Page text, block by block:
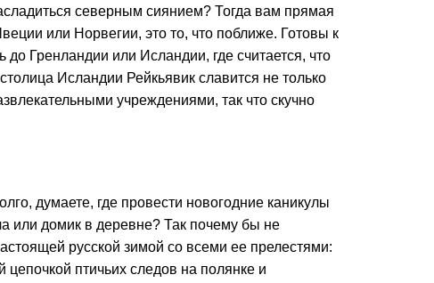
северным сиянием? Тогда вам прямая
или Норвегии, это то, что поближе. Готовы к
Гренландии или Исландии, где считается, что
Исландии Рейкьявик славится не только
учреждениями, так что скучно
думаете, где провести новогодние каникулы
или домик в деревне? Так почему бы не
русской зимой со всеми ее прелестями:
птичьих следов на полянке и